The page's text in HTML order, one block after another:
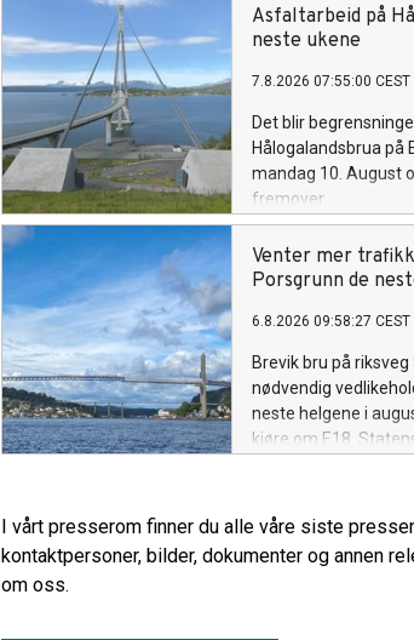
Asfaltarbeid på
neste ukene
7.8.2026 07:55:00 CEST
Det blir
Hålogalandsbrua på
mandag 10. August
fremover.
Venter mer
Porsgrunn de
6.8.2026 09:58:27 CEST
Brevik bru på
nødvendig
neste helgene i
kjøre om E18.
I vårt presserom finner du alle våre siste
kontaktpersoner, bilder, dokumenter og annen
om oss.